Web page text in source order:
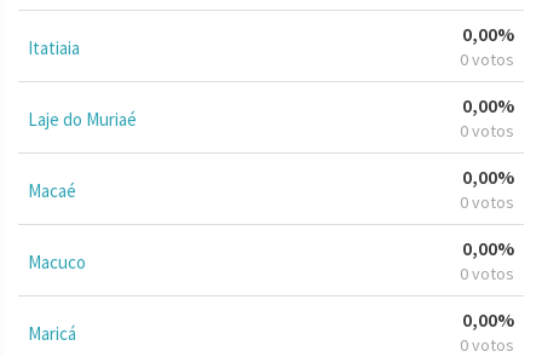
Itatiaia
0,00%
0 votos
Laje do Muriaé
0,00%
0 votos
Macaé
0,00%
0 votos
Macuco
0,00%
0 votos
Maricá
0,00%
0 votos